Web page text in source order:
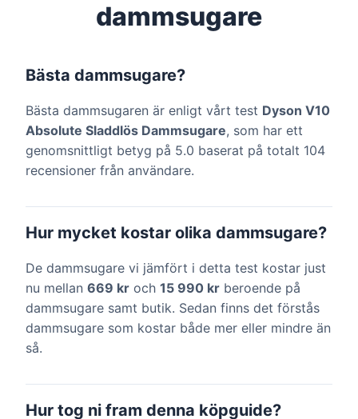
dammsugare
Bästa dammsugare?
Bästa dammsugaren är enligt vårt test Dyson V10
Absolute Sladdlös Dammsugare, som har ett
genomsnittligt betyg på 5.0 baserat på totalt 104
recensioner från användare.
Hur mycket kostar olika dammsugare?
De dammsugare vi jämfört i detta test kostar just
nu mellan 669 kr och 15 990 kr beroende på
dammsugare samt butik. Sedan finns det förstås
dammsugare som kostar både mer eller mindre än
så.
Hur tog ni fram denna köpguide?